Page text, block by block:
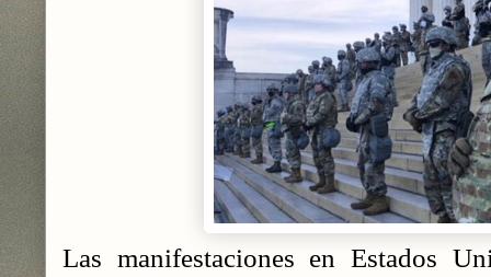
Las manifestaciones en Estados